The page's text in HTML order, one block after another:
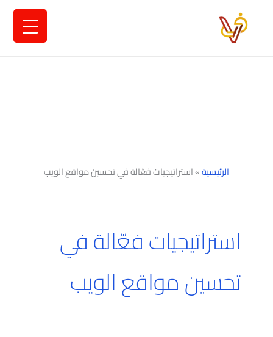
الرئيسية»استراتيجيات فعّالة في تحسين مواقع الويب
استراتيجيات فعّالة في
تحسين مواقع الويب